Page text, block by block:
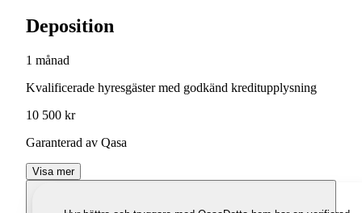
Deposition
1 månad
Kvalificerade hyresgäster med godkänd kreditupplysning
10 500 kr
Garanterad av Qasa
Visa mer